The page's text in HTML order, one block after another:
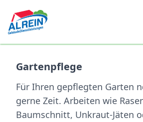
Gartenpflege
Für Ihren gepflegten Garten
gerne Zeit. Arbeiten wie
Baumschnitt, Unkraut-Jäten